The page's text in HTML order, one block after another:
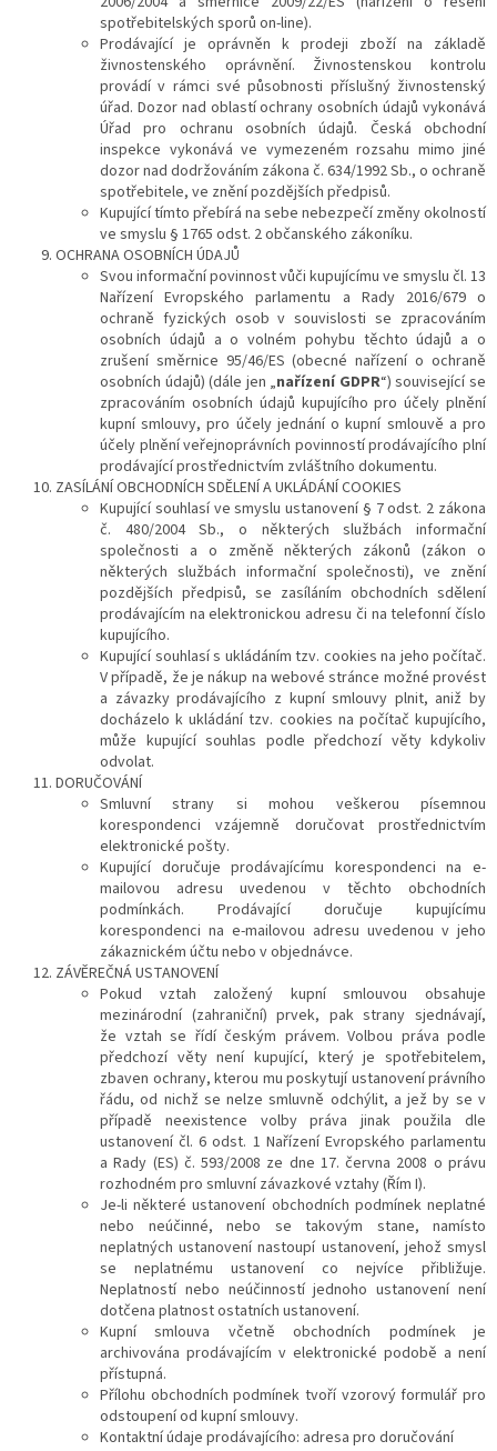
spotřebitelských sporů on-line).
Prodávající je oprávněn k prodeji zboží na základě
živnostenského oprávnění. Živnostenskou kontrolu
provádí v rámci své působnosti příslušný živnostenský
úřad. Dozor nad oblastí ochrany osobních údajů vykonává
Úřad pro ochranu osobních údajů. Česká obchodní
inspekce vykonává ve vymezeném rozsahu mimo jiné
dozor nad dodržováním zákona č. 634/1992 Sb., o ochraně
spotřebitele, ve znění pozdějších předpisů.
Kupující tímto přebírá na sebe nebezpečí změny okolností
ve smyslu § 1765 odst. 2 občanského zákoníku.
OCHRANA OSOBNÍCH ÚDAJŮ
Svou informační povinnost vůči kupujícímu ve smyslu čl. 13
Nařízení Evropského parlamentu a Rady 2016/679 o
ochraně fyzických osob v souvislosti se zpracováním
osobních údajů a o volném pohybu těchto údajů a o
zrušení směrnice 95/46/ES (obecné nařízení o ochraně
osobních údajů) (dále jen „nařízení GDPR“) související se
zpracováním osobních údajů kupujícího pro účely plnění
kupní smlouvy, pro účely jednání o kupní smlouvě a pro
účely plnění veřejnoprávních povinností prodávajícího plní
prodávající prostřednictvím zvláštního dokumentu.
ZASÍLÁNÍ OBCHODNÍCH SDĚLENÍ A UKLÁDÁNÍ COOKIES
Kupující souhlasí ve smyslu ustanovení § 7 odst. 2 zákona
č. 480/2004 Sb., o některých službách informační
společnosti a o změně některých zákonů (zákon o
některých službách informační společnosti), ve znění
pozdějších předpisů, se zasíláním obchodních sdělení
prodávajícím na elektronickou adresu či na telefonní číslo
kupujícího.
Kupující souhlasí s ukládáním tzv. cookies na jeho počítač.
V případě, že je nákup na webové stránce možné provést
a závazky prodávajícího z kupní smlouvy plnit, aniž by
docházelo k ukládání tzv. cookies na počítač kupujícího,
může kupující souhlas podle předchozí věty kdykoliv
odvolat.
DORUČOVÁNÍ
Smluvní strany si mohou veškerou písemnou
korespondenci vzájemně doručovat prostřednictvím
elektronické pošty.
Kupující doručuje prodávajícímu korespondenci na e-
mailovou adresu uvedenou v těchto obchodních
podmínkách. Prodávající doručuje kupujícímu
korespondenci na e-mailovou adresu uvedenou v jeho
zákaznickém účtu nebo v objednávce.
ZÁVĚREČNÁ USTANOVENÍ
Pokud vztah založený kupní smlouvou obsahuje
mezinárodní (zahraniční) prvek, pak strany sjednávají,
že vztah se řídí českým právem. Volbou práva podle
předchozí věty není kupující, který je spotřebitelem,
zbaven ochrany, kterou mu poskytují ustanovení právního
řádu, od nichž se nelze smluvně odchýlit, a jež by se v
případě neexistence volby práva jinak použila dle
ustanovení čl. 6 odst. 1 Nařízení Evropského parlamentu
a Rady (ES) č. 593/2008 ze dne 17. června 2008 o právu
rozhodném pro smluvní závazkové vztahy (Řím I).
Je-li některé ustanovení obchodních podmínek neplatné
nebo neúčinné, nebo se takovým stane, namísto
neplatných ustanovení nastoupí ustanovení, jehož smysl
se neplatnému ustanovení co nejvíce přibližuje.
Neplatností nebo neúčinností jednoho ustanovení není
dotčena platnost ostatních ustanovení.
Kupní smlouva včetně obchodních podmínek je
archivována prodávajícím v elektronické podobě a není
přístupná.
Přílohu obchodních podmínek tvoří vzorový formulář pro
odstoupení od kupní smlouvy.
Kontaktní údaje prodávajícího: adresa pro doručování